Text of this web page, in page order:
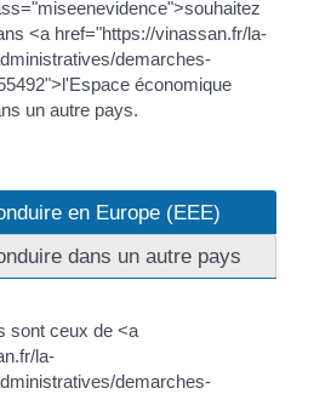
<a href="https://vinassan.fr/la-
demarches-
économique
un autre pays.
en Europe (EEE)
dans un autre pays
sont ceux de <a
la-
demarches-